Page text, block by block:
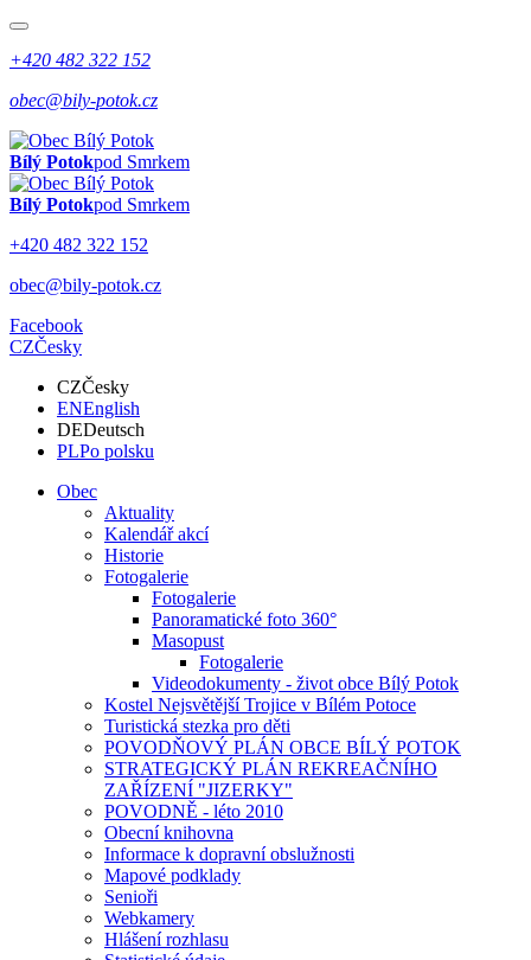
+420 482 322 152
obec@bily-potok.cz
Bílý Potokpod Smrkem
Bílý Potokpod Smrkem
+420 482 322 152
obec@bily-potok.cz
Facebook
CZČesky
CZČesky
ENEnglish
DEDeutsch
PLPo polsku
Obec
Aktuality
Kalendář akcí
Historie
Fotogalerie
Fotogalerie
Panoramatické foto 360°
Masopust
Fotogalerie
Videodokumenty - život obce Bílý Potok
Kostel Nejsvětější Trojice v Bílém Potoce
Turistická stezka pro děti
POVODŇOVÝ PLÁN OBCE BÍLÝ POTOK
STRATEGICKÝ PLÁN REKREAČNÍHO
ZAŘÍZENÍ "JIZERKY"
POVODNĚ - léto 2010
Obecní knihovna
Informace k dopravní obslužnosti
Mapové podklady
Senioři
Webkamery
Hlášení rozhlasu